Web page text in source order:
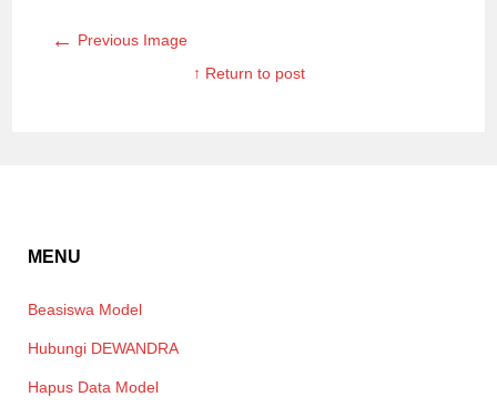
← Previous Image
↑ Return to post
MENU
Beasiswa Model
Hubungi DEWANDRA
Hapus Data Model